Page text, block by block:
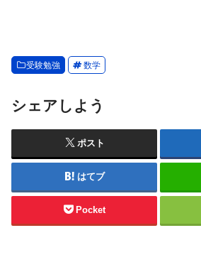
受験勉強 数学
シェアしよう
ポスト
はてブ
Pocket